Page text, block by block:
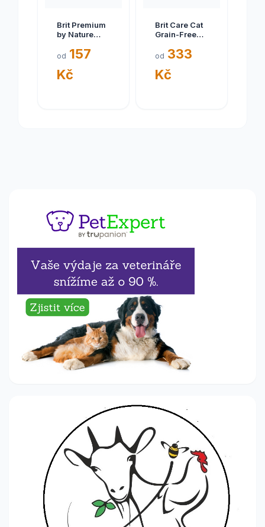
Brit Premium
by Nature
Chicken 1,5
od 157
Kč
Brit Care Cat
Grain-Free
Growth &
2 kg
od 333
Kč